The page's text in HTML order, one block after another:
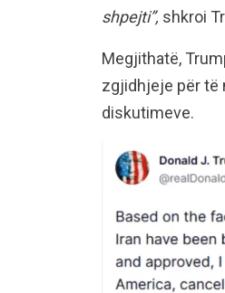
shpejti”, shkroi
Megjithatë,
zgjidhjeje për të
diskutimeve.